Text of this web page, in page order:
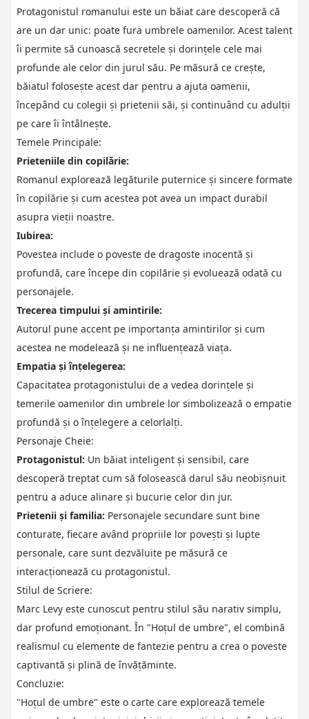
Protagonistul romanului este un băiat care descoperă că
are un dar unic: poate fura umbrele oamenilor. Acest talent
îi permite să cunoască secretele și dorințele cele mai
profunde ale celor din jurul său. Pe măsură ce crește,
băiatul folosește acest dar pentru a ajuta oamenii,
începând cu colegii și prietenii săi, și continuând cu adulții
pe care îi întâlnește.
Temele Principale:
Prieteniile din copilărie:
Romanul explorează legăturile puternice și sincere formate
în copilărie și cum acestea pot avea un impact durabil
asupra vieții noastre.
Iubirea:
Povestea include o poveste de dragoste inocentă și
profundă, care începe din copilărie și evoluează odată cu
personajele.
Trecerea timpului și amintirile:
Autorul pune accent pe importanța amintirilor și cum
acestea ne modelează și ne influențează viața.
Empatia și înțelegerea:
Capacitatea protagonistului de a vedea dorințele și
temerile oamenilor din umbrele lor simbolizează o empatie
profundă și o înțelegere a celorlalți.
Personaje Cheie:
Protagonistul: Un băiat inteligent și sensibil, care
descoperă treptat cum să folosească darul său neobișnuit
pentru a aduce alinare și bucurie celor din jur.
Prietenii și familia: Personajele secundare sunt bine
conturate, fiecare având propriile lor povești și lupte
personale, care sunt dezvăluite pe măsură ce
interacționează cu protagonistul.
Stilul de Scriere:
Marc Levy este cunoscut pentru stilul său narativ simplu,
dar profund emoționant. În "Hoțul de umbre", el combină
realismul cu elemente de fantezie pentru a crea o poveste
captivantă și plină de învățăminte.
Concluzie:
"Hoțul de umbre" este o carte care explorează temele